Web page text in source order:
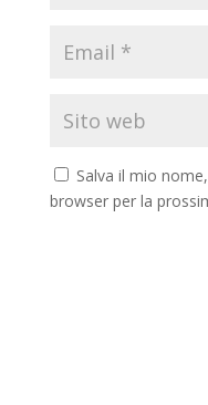
Salva il mio
browser per la